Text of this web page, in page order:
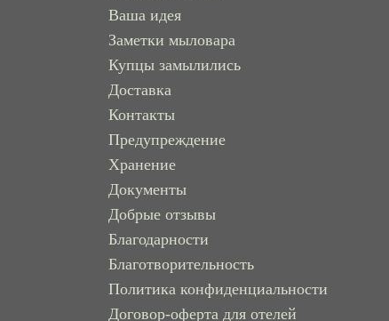
Ваша идея
Заметки мыловара
Купцы замылились
Доставка
Контакты
Предупреждение
Хранение
Документы
Добрые отзывы
Благодарности
Благотворительность
Политика конфиденциальности
Договор-оферта для отелей